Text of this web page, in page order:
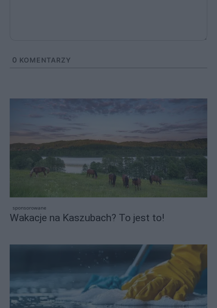
0 KOMENTARZY
sponsorowane
Wakacje na Kaszubach? To jest to!